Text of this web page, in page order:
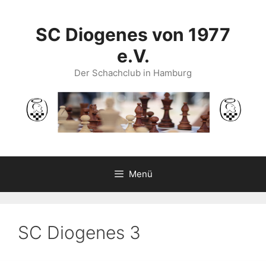
springenSC Diogenes von 1977
e.V.
Der Schachclub in Hamburg
Menü
SC Diogenes 3